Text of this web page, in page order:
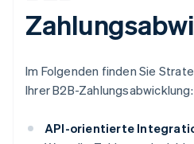
Im Folgenden finden Sie
Ihrer B2B-Zahlungsabwicklung:
API-orientierte